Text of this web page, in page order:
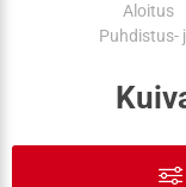
Aloitus
Puhdistus-